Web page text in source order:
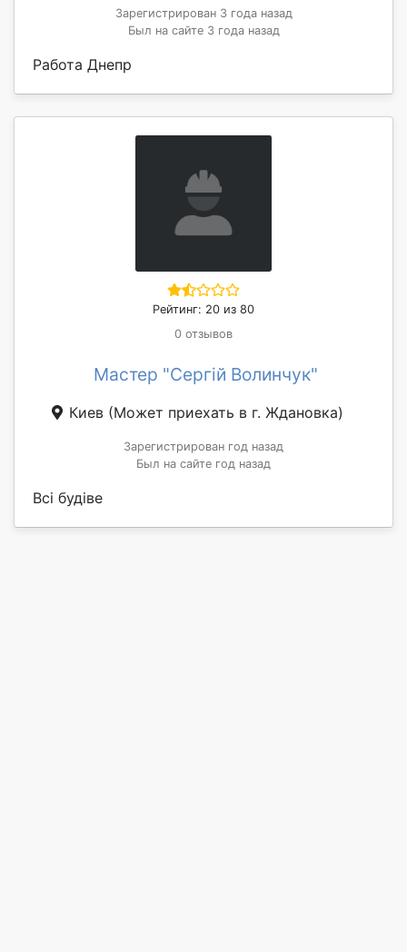
Зарегистрирован 3 года назад
Был на сайте 3 года назад
Работа Днепр
Рейтинг: 20 из 80
0 отзывов
Мастер "Сергій Волинчук"
Киев (Может приехать в г. Ждановка)
Зарегистрирован год назад
Был на сайте год назад
Всі будіве